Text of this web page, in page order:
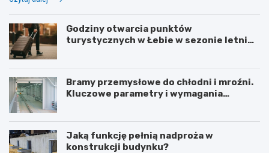
Godziny otwarcia punktów
turystycznych w Łebie w sezonie letnim
Bramy przemysłowe do chłodni i mroźni.
Kluczowe parametry i wymagania
Jaką funkcję pełnią nadproża w
konstrukcji budynku?